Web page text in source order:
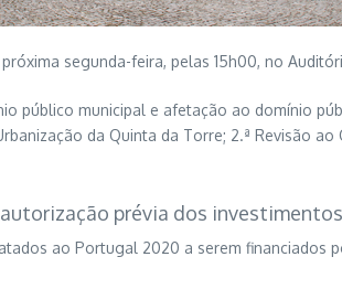
segunda-feira, pelas 15h00, no
público municipal e afetação ao domínio
da Quinta da Torre; 2.ª Revisão
prévia dos
ao Portugal 2020 a serem financiados